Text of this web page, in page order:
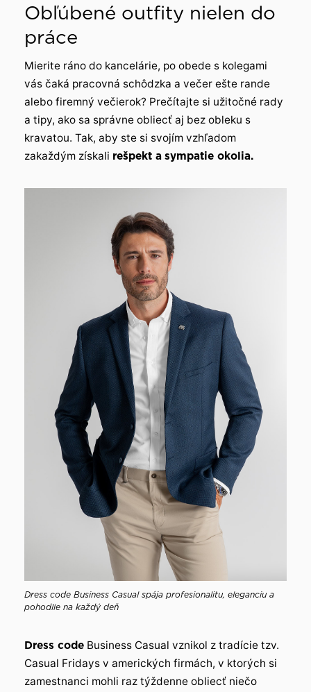
Obľúbené outfity nielen do
práce
Mierite ráno do kancelárie, po obede s kolegami
vás čaká pracovná schôdzka a večer ešte rande
alebo firemný večierok? Prečítajte si užitočné rady
a tipy, ako sa správne obliecť aj bez obleku s
kravatou. Tak, aby ste si svojím vzhľadom
zakaždým získali rešpekt a sympatie okolia.
Dress code Business Casual spája profesionalitu, eleganciu a
pohodlie na každý deň
Dress code Business Casual vznikol z tradície tzv.
Casual Fridays v amerických firmách, v ktorých si
zamestnanci mohli raz týždenne obliecť niečo